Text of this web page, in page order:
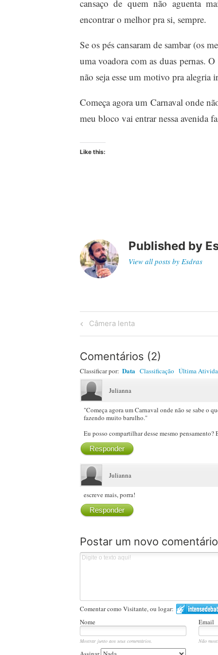
cansaço de quem não aguenta
encontrar o melhor pra si, sempre.
Se os pés cansaram de sambar (os
uma voadora com as duas pernas.
não seja esse um motivo pra alegria
Começa agora um Carnaval onde
meu bloco vai entrar nessa avenida
Like this:
Published by
View all posts by Esdras
Post
navigation
Previous
Post
Câmera lenta
Comentários (2)
Classificar por: Data Classificação Última
Julianna
"Começa agora um Carnaval onde não se sabe o
fazendo muito barulho."
Eu posso compartilhar desse mesmo pensamento?
Responder
Julianna
escreve mais, porra!
Responder
Postar um novo comentário
Comentar como Visitante, ou logar:
Nome
Email
Mostrar junto aos seus comentários. Não